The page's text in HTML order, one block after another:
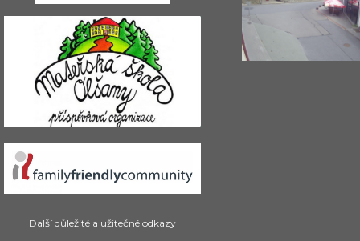
Další důležité a užitečné odkazy